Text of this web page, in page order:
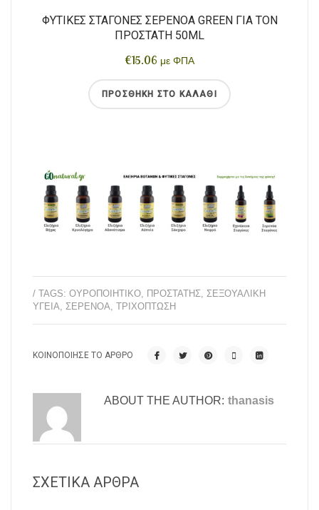
ΦΥΤΙΚΈΣ ΣΤΑΓΌΝΕΣ ΣΕΡΕΝΌΑ GREEN ΓΙΑ ΤΟΝ
ΠΡΟΣΤΆΤΗ 50ML
€15.06 με ΦΠΑ
ΠΡΟΣΘΉΚΗ ΣΤΟ ΚΑΛΆΘΙ
/ TAGS: ΟΥΡΟΠΟΙΗΤΙΚΌ, ΠΡΟΣΤΆΤΗΣ, ΣΕΞΟΥΑΛΙΚΉ
ΥΓΕΊΑ, ΣΕΡΕΝΌΑ, ΤΡΙΧΌΠΤΩΣΗ
ΚΟΙΝΟΠΟΊΗΣΕ ΤΟ ΆΡΘΡΟ
ABOUT THE AUTHOR: thanasis
ΣΧΕΤΙΚΆ ΆΡΘΡΑ